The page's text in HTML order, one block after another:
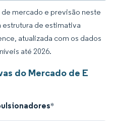
mercado e previsão neste
estrutura de estimativa
atualizada com os dados
até 2026.
do Mercado de E
*